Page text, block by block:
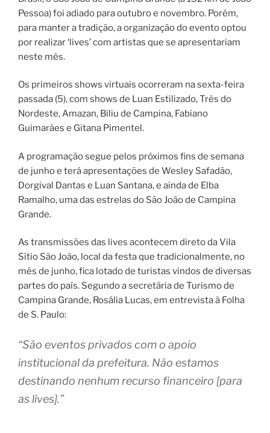
Pessoa) foi adiado para outubro e novembro. Porém,
para manter a tradição, a organização do evento optou
por realizar ‘lives’ com artistas que se apresentariam
neste mês.
Os primeiros shows virtuais ocorreram na sexta-feira
passada (5), com shows de Luan Estilizado, Três do
Nordeste, Amazan, Biliu de Campina, Fabiano
Guimarães e Gitana Pimentel.
A programação segue pelos próximos fins de semana
de junho e terá apresentações de Wesley Safadão,
Dorgival Dantas e Luan Santana, e ainda de Elba
Ramalho, uma das estrelas do São João de Campina
Grande.
As transmissões das lives acontecem direto da Vila
Sítio São João, local da festa que tradicionalmente, no
mês de junho, fica lotado de turistas vindos de diversas
partes do país. Segundo a secretária de Turismo de
Campina Grande, Rosália Lucas, em entrevista à Folha
de S. Paulo:
“São eventos privados com o apoio
institucional da prefeitura. Não estamos
destinando nenhum recurso financeiro [para
as lives].”